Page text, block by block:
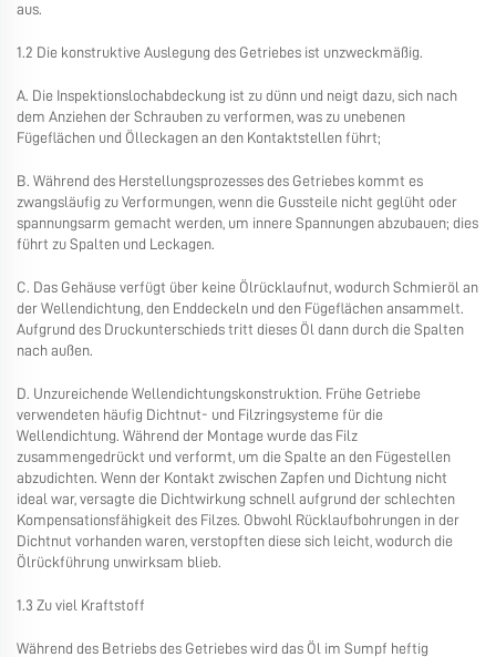
aus.
1.2 Die konstruktive Auslegung des Getriebes ist unzweckmäßig.
A. Die Inspektionslochabdeckung ist zu dünn und neigt dazu, sich nach
dem Anziehen der Schrauben zu verformen, was zu unebenen
Fügeflächen und Ölleckagen an den Kontaktstellen führt;
B. Während des Herstellungsprozesses des Getriebes kommt es
zwangsläufig zu Verformungen, wenn die Gussteile nicht geglüht oder
spannungsarm gemacht werden, um innere Spannungen abzubauen; dies
führt zu Spalten und Leckagen.
C. Das Gehäuse verfügt über keine Ölrücklaufnut, wodurch Schmieröl an
der Wellendichtung, den Enddeckeln und den Fügeflächen ansammelt.
Aufgrund des Druckunterschieds tritt dieses Öl dann durch die Spalten
nach außen.
D. Unzureichende Wellendichtungskonstruktion. Frühe Getriebe
verwendeten häufig Dichtnut- und Filzringsysteme für die
Wellendichtung. Während der Montage wurde das Filz
zusammengedrückt und verformt, um die Spalte an den Fügestellen
abzudichten. Wenn der Kontakt zwischen Zapfen und Dichtung nicht
ideal war, versagte die Dichtwirkung schnell aufgrund der schlechten
Kompensationsfähigkeit des Filzes. Obwohl Rücklaufbohrungen in der
Dichtnut vorhanden waren, verstopften diese sich leicht, wodurch die
Ölrückführung unwirksam blieb.
1.3 Zu viel Kraftstoff
Während des Betriebs des Getriebes wird das Öl im Sumpf heftig